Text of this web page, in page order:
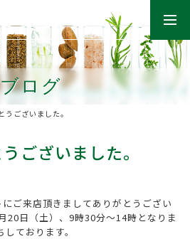
ブログ
うございました。
ございました。
ご来店頂きましてありがとうござい
20日（土）、9時30分〜14時となりま
ております。